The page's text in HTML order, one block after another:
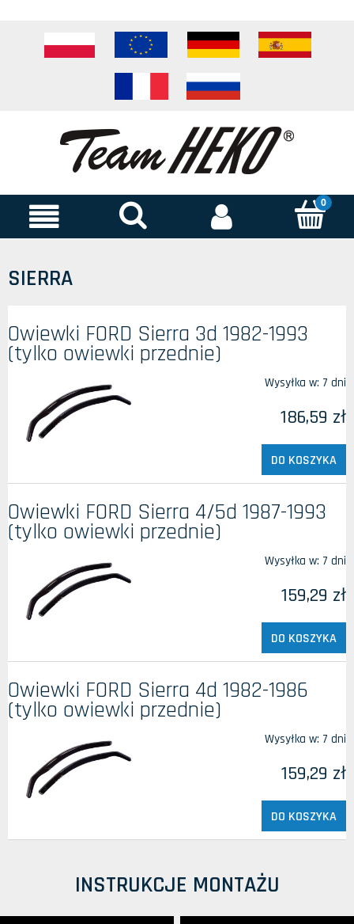
SIERRA
Owiewki FORD Sierra 3d 1982-1993
(tylko owiewki przednie)
Wysyłka w: 7 dni
186,59 zł
DO KOSZYKA
Owiewki FORD Sierra 4/5d 1987-1993
(tylko owiewki przednie)
Wysyłka w: 7 dni
159,29 zł
DO KOSZYKA
Owiewki FORD Sierra 4d 1982-1986
(tylko owiewki przednie)
Wysyłka w: 7 dni
159,29 zł
DO KOSZYKA
INSTRUKCJE MONTAŻU